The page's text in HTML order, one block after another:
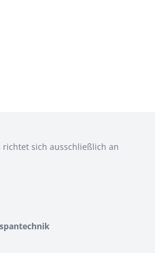
richtet sich ausschließlich an